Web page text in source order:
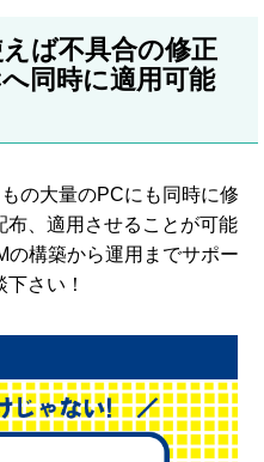
ば不具合の修正
同時に適用可能
の大量のPCにも同時に修
布、適用させることが可能
の構築から運用までサポー
さい！